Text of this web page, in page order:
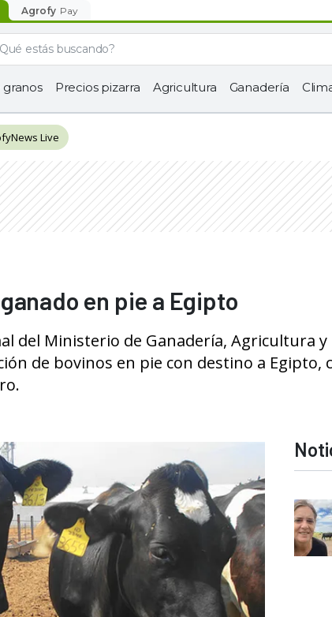
Agrofy Pay
Precios pizarra Agricultura Ganadería
Live
en pie a Egipto
del Ministerio de Ganadería, Agricultura y
de bovinos en pie con destino a Egipto,